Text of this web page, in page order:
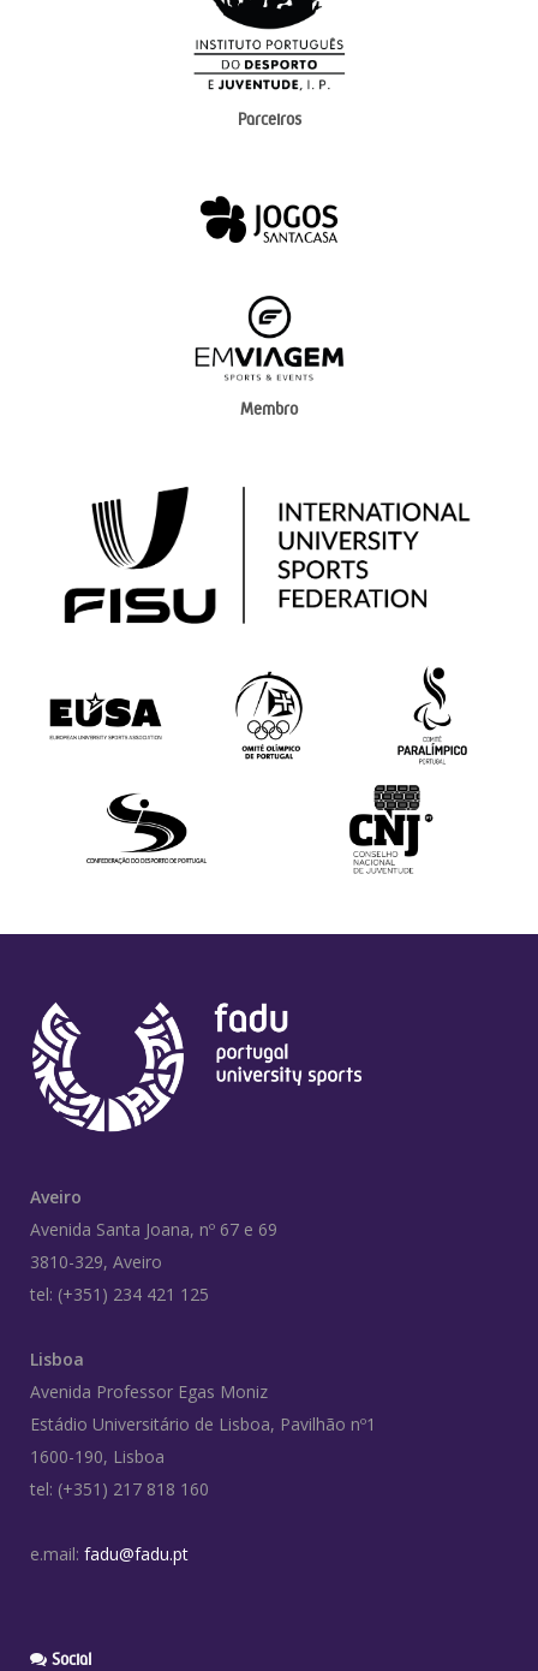
Parceiros
Membro
Aveiro
Avenida Santa Joana, nº 67 e 69
3810-329, Aveiro
tel: (+351) 234 421 125
Lisboa
Avenida Professor Egas Moniz
Estádio Universitário de Lisboa, Pavilhão nº1
1600-190, Lisboa
tel: (+351) 217 818 160
e.mail: fadu@fadu.pt
Social